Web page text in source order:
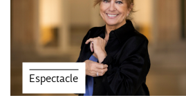
Espectacle